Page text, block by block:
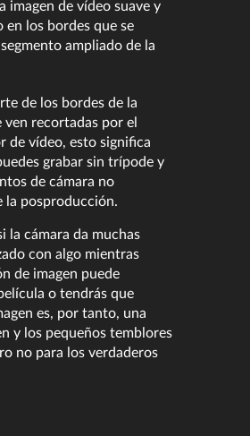
imagen de vídeo suave y
en los bordes que se
ampliado de la
de los bordes de la
ven recortadas por el
de vídeo, esto significa
grabar sin trípode y
de cámara no
la posproducción.
la cámara da muchas
con algo mientras
de imagen puede
o tendrás que
es, por tanto, una
y los pequeños temblores
no para los verdaderos